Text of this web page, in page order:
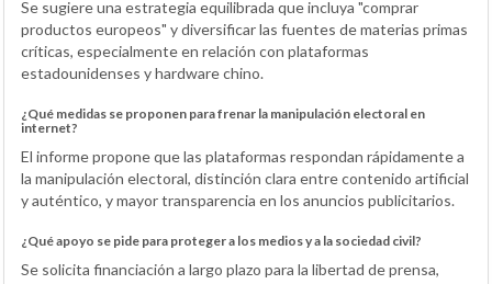
Se sugiere una estrategia equilibrada que incluya "comprar
productos europeos" y diversificar las fuentes de materias primas
críticas, especialmente en relación con plataformas
estadounidenses y hardware chino.
¿Qué medidas se proponen para frenar la manipulación electoral en
internet?
El informe propone que las plataformas respondan rápidamente a
la manipulación electoral, distinción clara entre contenido artificial
y auténtico, y mayor transparencia en los anuncios publicitarios.
¿Qué apoyo se pide para proteger a los medios y a la sociedad civil?
Se solicita financiación a largo plazo para la libertad de prensa,